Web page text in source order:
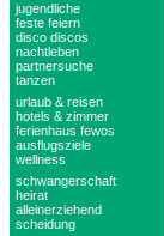
jugendliche
feste feiern
disco discos
nachtleben
partnersuche
tanzen
urlaub & reisen
hotels & zimmer
ferienhaus fewos
ausflugsziele
wellness
schwangerschaft
heirat
alleinerziehend
scheidung